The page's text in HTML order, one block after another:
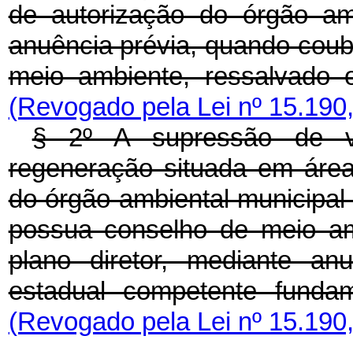
de autorização do órgão
anuência prévia, quando
meio ambiente,
(Revogado pela Lei nº
§ 2º A supressão de
regeneração situada em
do órgão ambiental
possua conselho de meio
plano diretor, mediante
estadual competente
(Revogado pela Lei nº